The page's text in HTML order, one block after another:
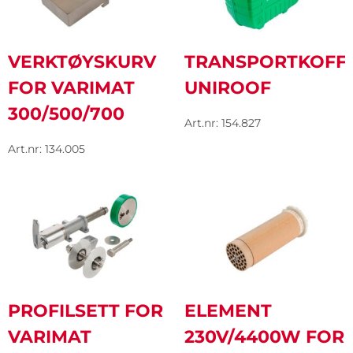
VERKTØYSKURV
FOR VARIMAT
300/500/700
Art.nr: 134.005
UNIROOF
Art.nr: 154.827
PROFILSETT FOR
VARIMAT
ELEMENT
230V/4400W FOR